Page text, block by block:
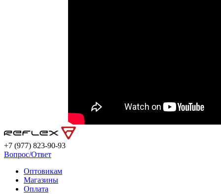
+7 (977) 823-90-93
Вопрос/Ответ
Оптовикам
Магазины
Оплата